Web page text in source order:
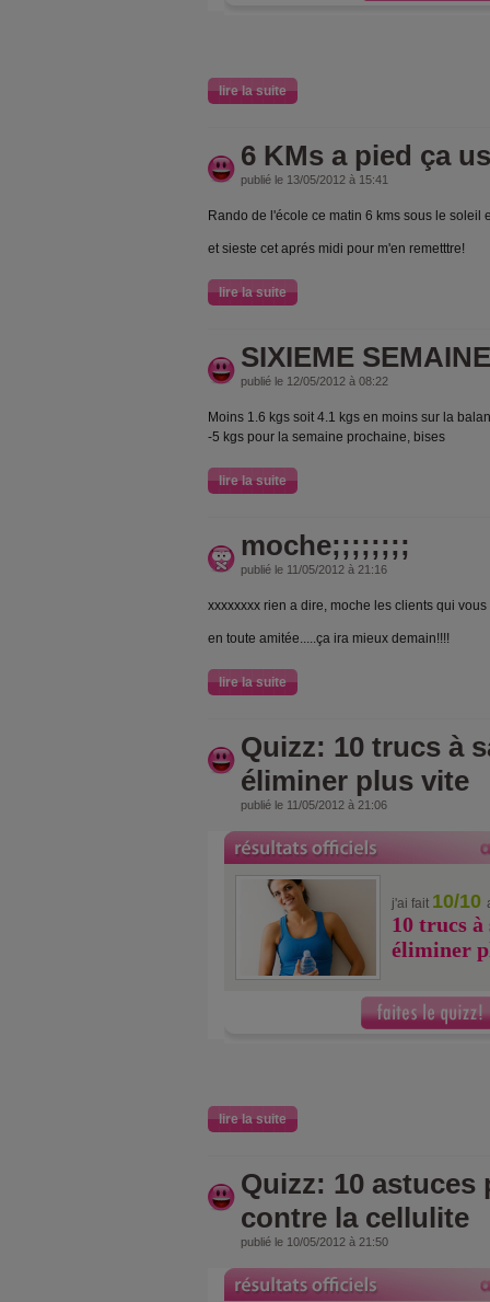
lire la suite
6 KMs a pied ça
publié le 13/05/2012 à 15:41
Rando de l'école ce matin 6 kms sous le soleil
et sieste cet aprés midi pour m'en remetttre!
lire la suite
SIXIEME SEMAINE
publié le 12/05/2012 à 08:22
Moins 1.6 kgs soit 4.1 kgs en moins sur la
-5 kgs pour la semaine prochaine, bises
lire la suite
moche;;;;;;;;
publié le 11/05/2012 à 21:16
xxxxxxxx rien a dire, moche les clients qui
en toute amitée.....ça ira mieux demain!!!!
lire la suite
Quizz: 10 trucs à
éliminer plus vite
publié le 11/05/2012 à 21:06
j'ai fait 10/10
10 trucs
éliminer
lire la suite
Quizz: 10
contre la cellulite
publié le 10/05/2012 à 21:50